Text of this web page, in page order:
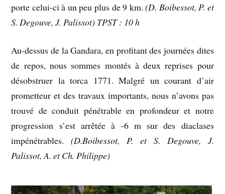
porte celui-ci à un peu plus de 9 km.(D. Boibessot, P. et
S. Degouve, J. Palissot) TPST : 10 h
Au-dessus de la Gandara, en profitant des journées dites
de repos, nous sommes montés à deux reprises pour
désobstruer la torca 1771. Malgré un courant d’air
prometteur et des travaux importants, nous n’avons pas
trouvé de conduit pénétrable en profondeur et notre
progression s’est arrêtée à -6 m sur des diaclases
impénétrables.(D.Boibessot, P. et S. Degouve, J.
Palissot, A. et Ch. Philippe)